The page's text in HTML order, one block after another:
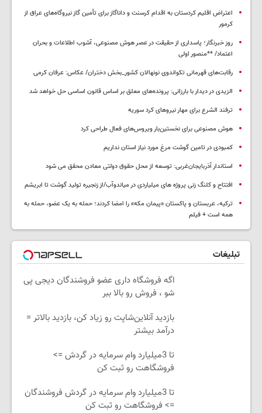
اعتراض اقلیم کردستان به اقدام کرسنت و داناگاز برای تأمین گاز نیروگاه‌های عراق از
کرمور
روز خبرنگار؛ پاسداری از حقیقت در عصر هوش مصنوعی، آشوب اطلاعات و بحران
اعتماد/ **منصور اولی
رقابت‌های قهرمانی تکواندوی نونهالان کشور_بخش دختران/ عکاس: عرفان کرمی
الزیدی در دیدار با بارزانی: پرونده‌های معلق بر اساس قانون اساسی حل خواهد شد
ترفند الشرع برای مهار نیروهای کرد سوریه
هوش مصنوعی برای نخستین‌بار ویروس‌های فعال طراحی کرد
کمبودی در تامین گوشت مرغ مورد نیاز استان نداریم
استاندار آذربایجان‌غربی: توسعه از محل حقوق دولتی معادن محقق می شود
افتتاح و کلنگ زنی پروژه های میلیاردی در میاندوآب/از زنجیره تولید گوشت تا ابریشم
ترکیه، عربستان و پاکستان «پیمان مکه» را امضا کردند؛ حمله به یک عضو، حمله به
همه است + فیلم
تبلیغات
اگه فروشگاه داری عضو فروشندگان دیجی پی
شو ، فروش رو بالا ببر
بازدید آنلاین‌شاپت رو زیاد کن، بازدید بالاتر =
درآمد بیشتر
تا 3میلیارد وام سرمایه در گردش =>
فروشگاهت رو ثبت کن
تا 3میلیارد وام سرمایه در گردش فروشندگان
=> فروشگاهت رو ثبت کن